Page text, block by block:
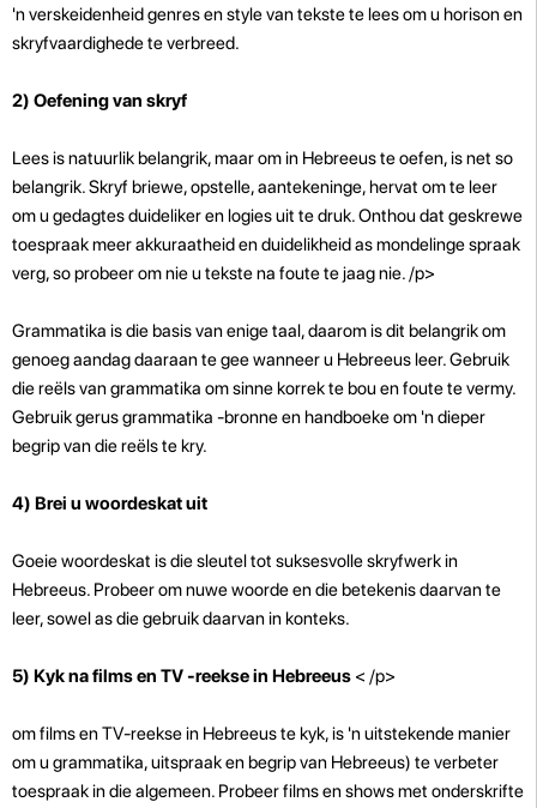
'n verskeidenheid genres en style van tekste te lees om u horison en
skryfvaardighede te verbreed.
2) Oefening van skryf
Lees is natuurlik belangrik, maar om in Hebreeus te oefen, is net so
belangrik. Skryf briewe, opstelle, aantekeninge, hervat om te leer
om u gedagtes duideliker en logies uit te druk. Onthou dat geskrewe
toespraak meer akkuraatheid en duidelikheid as mondelinge spraak
verg, so probeer om nie u tekste na foute te jaag nie. /p>
Grammatika is die basis van enige taal, daarom is dit belangrik om
genoeg aandag daaraan te gee wanneer u Hebreeus leer. Gebruik
die reëls van grammatika om sinne korrek te bou en foute te vermy.
Gebruik gerus grammatika -bronne en handboeke om 'n dieper
begrip van die reëls te kry.
4) Brei u woordeskat uit
Goeie woordeskat is die sleutel tot suksesvolle skryfwerk in
Hebreeus. Probeer om nuwe woorde en die betekenis daarvan te
leer, sowel as die gebruik daarvan in konteks.
5) Kyk na films en TV -reekse in Hebreeus < /p>
om films en TV-reekse in Hebreeus te kyk, is 'n uitstekende manier
om u grammatika, uitspraak en begrip van Hebreeus) te verbeter
toespraak in die algemeen. Probeer films en shows met onderskrifte